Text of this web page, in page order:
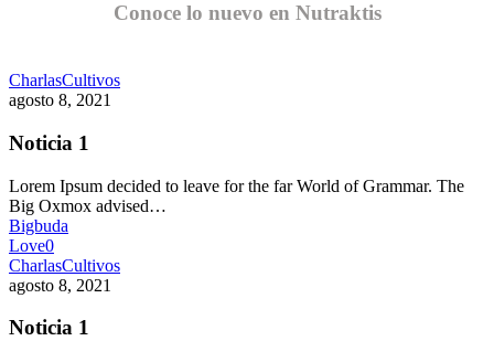
Conoce lo nuevo en Nutraktis
CharlasCultivos
agosto 8, 2021
Noticia 1
Lorem Ipsum decided to leave for the far World of Grammar. The
Big Oxmox advised…
Bigbuda
Love0
CharlasCultivos
agosto 8, 2021
Noticia 1